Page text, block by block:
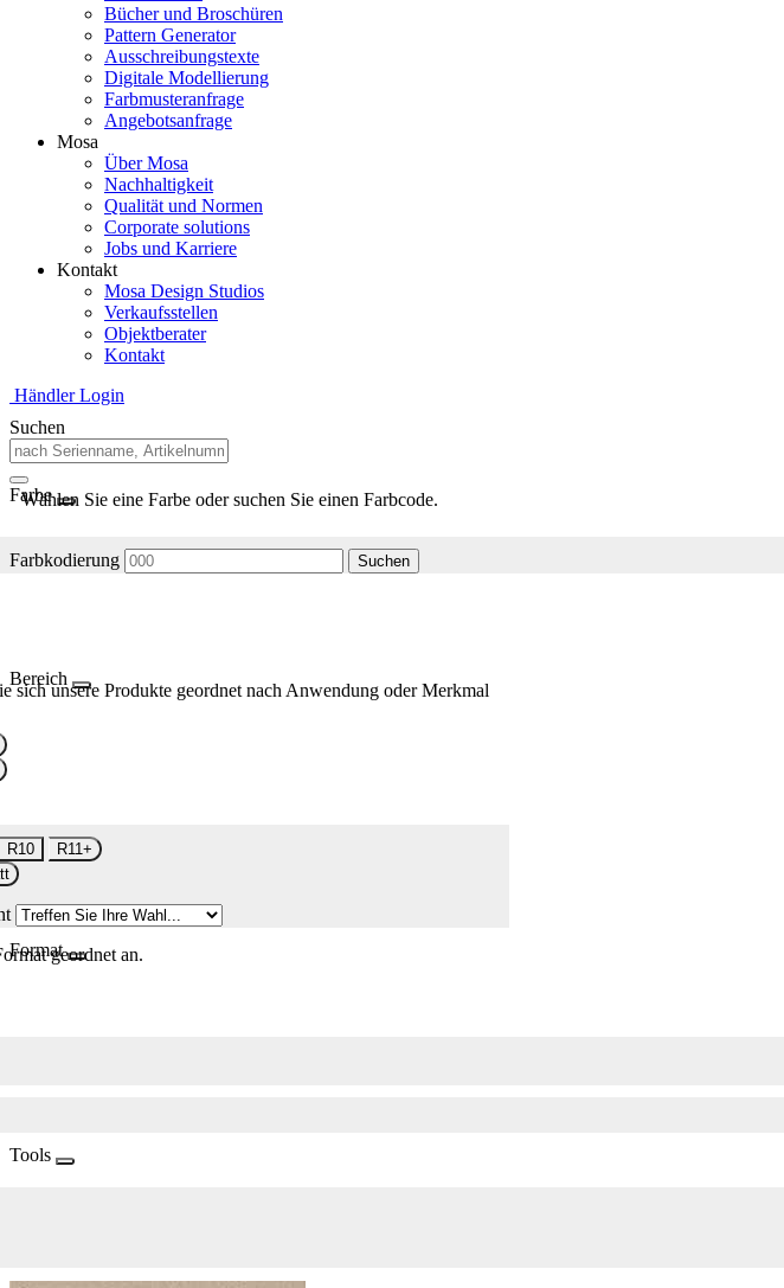
Bücher und Broschüren
Pattern Generator
Ausschreibungstexte
Digitale Modellierung
Farbmusteranfrage
Angebotsanfrage
Mosa
Über Mosa
Nachhaltigkeit
Qualität und Normen
Corporate solutions
Jobs und Karriere
Kontakt
Mosa Design Studios
Verkaufsstellen
Objektberater
Kontakt
Händler Login
Suchen
Farbe
Wählen Sie eine Farbe oder suchen Sie einen Farbcode.
Farbkodierung Suchen
Bereich
sich unsere Produkte geordnet nach Anwendung oder Merkmal
R10
R11+
Formatgeordnet an.
Tools